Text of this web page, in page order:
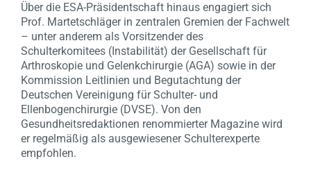
Über die ESA-Präsidentschaft hinaus engagiert sich
Prof. Martetschläger in zentralen Gremien der Fachwelt
– unter anderem als Vorsitzender des
Schulterkomitees (Instabilität) der Gesellschaft für
Arthroskopie und Gelenkchirurgie (AGA) sowie in der
Kommission Leitlinien und Begutachtung der
Deutschen Vereinigung für Schulter- und
Ellenbogenchirurgie (DVSE). Von den
Gesundheitsredaktionen renommierter Magazine wird
er regelmäßig als ausgewiesener Schulterexperte
empfohlen.